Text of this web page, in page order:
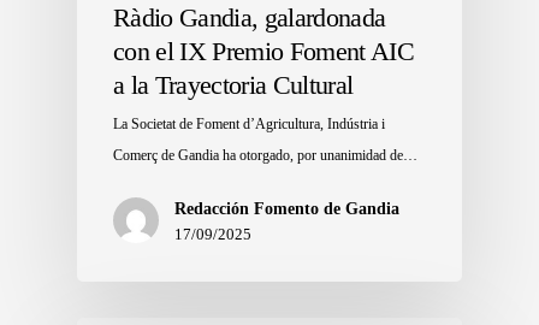
Ràdio Gandia, galardonada
con el IX Premio Foment AIC
a la Trayectoria Cultural
La Societat de Foment d’Agricultura, Indústria i
Comerç de Gandia ha otorgado, por unanimidad de…
Redacción Fomento de Gandia
17/09/2025